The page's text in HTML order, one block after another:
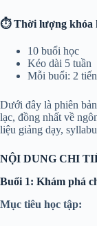
⏱ Thời lượng khóa
10 buổi học
Kéo dài 5 tuần
Mỗi buổi: 2
Dưới đây là phiên bản
lạc, đồng nhất về
liệu giảng dạy,
NỘI DUNG CHI
Buổi 1: Khám phá
Mục tiêu học tập: